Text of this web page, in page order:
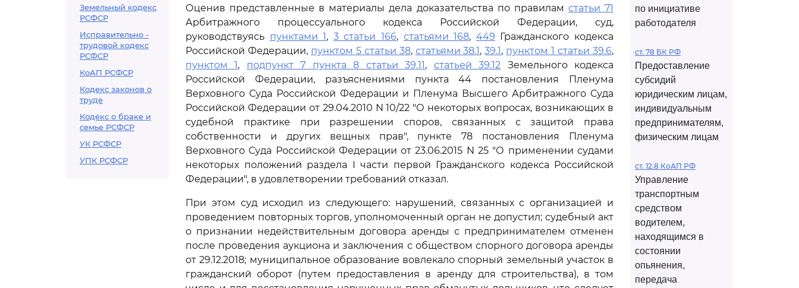
Земельный кодекс
РСФСР
Исправительно -
трудовой кодекс
РСФСР
КоАП РСФСР
Кодекс законов о
труде
Кодекс о браке и
семье РСФСР
УК РСФСР
УПК РСФСР
Оценив представленные в материалы дела доказательства по правилам статьи 71
Арбитражного процессуального кодекса Российской Федерации, суд,
руководствуясь пунктами 1, 3 статьи 166, статьями 168, 449 Гражданского кодекса
Российской Федерации, пунктом 5 статьи 38, статьями 38.1,39.1, пунктом 1 статьи 39.6,
пунктом 1, подпункт 7 пункта 8 статьи 39.11, статьей 39.12 Земельного кодекса
Российской Федерации, разъяснениями пункта 44 постановления Пленума
Верховного Суда Российской Федерации и Пленума Высшего Арбитражного Суда
Российской Федерации от 29.04.2010 N 10/22 "О некоторых вопросах, возникающих в
судебной практике при разрешении споров, связанных с защитой права
собственности и других вещных прав", пункте 78 постановления Пленума
Верховного Суда Российской Федерации от 23.06.2015 N 25 "О применении судами
некоторых положений раздела I части первой Гражданского кодекса Российской
Федерации", в удовлетворении требований отказал.
При этом суд исходил из следующего: нарушений, связанных с организацией и
проведением повторных торгов, уполномоченный орган не допустил; судебный акт
о признании недействительным договора аренды с предпринимателем отменен
после проведения аукциона и заключения с обществом спорного договора аренды
от 29.12.2018; муниципальное образование вовлекало спорный земельный участок в
гражданский оборот (путем предоставления в аренду для строительства), в том
по инициативе
работодателя
ст. 78 БК РФ
Предоставление
субсидий
юридическим лицам,
индивидуальным
предпринимателям,
физическим лицам
ст. 12.8 КоАП РФ
Управление
транспортным
средством
водителем,
находящимся в
состоянии
опьянения,
передача